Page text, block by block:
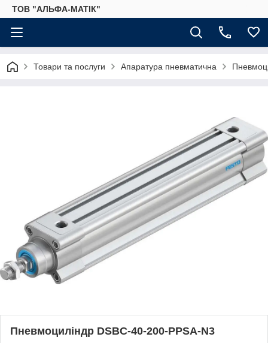
ТОВ "АЛЬФА-МАТІК"
Товари та послуги Апаратура пневматична
Пневмоциліндр DSBC-40-200-PPSA-N3